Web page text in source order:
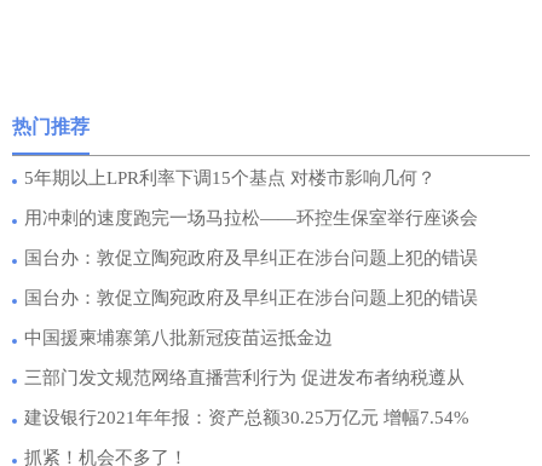
热门推荐
5年期以上LPR利率下调15个基点 对楼市影响几何？
用冲刺的速度跑完一场马拉松——环控生保室举行座谈会
国台办：敦促立陶宛政府及早纠正在涉台问题上犯的错误
国台办：敦促立陶宛政府及早纠正在涉台问题上犯的错误
中国援柬埔寨第八批新冠疫苗运抵金边
三部门发文规范网络直播营利行为 促进发布者纳税遵从
建设银行2021年年报：资产总额30.25万亿元 增幅7.54%
抓紧！机会不多了！